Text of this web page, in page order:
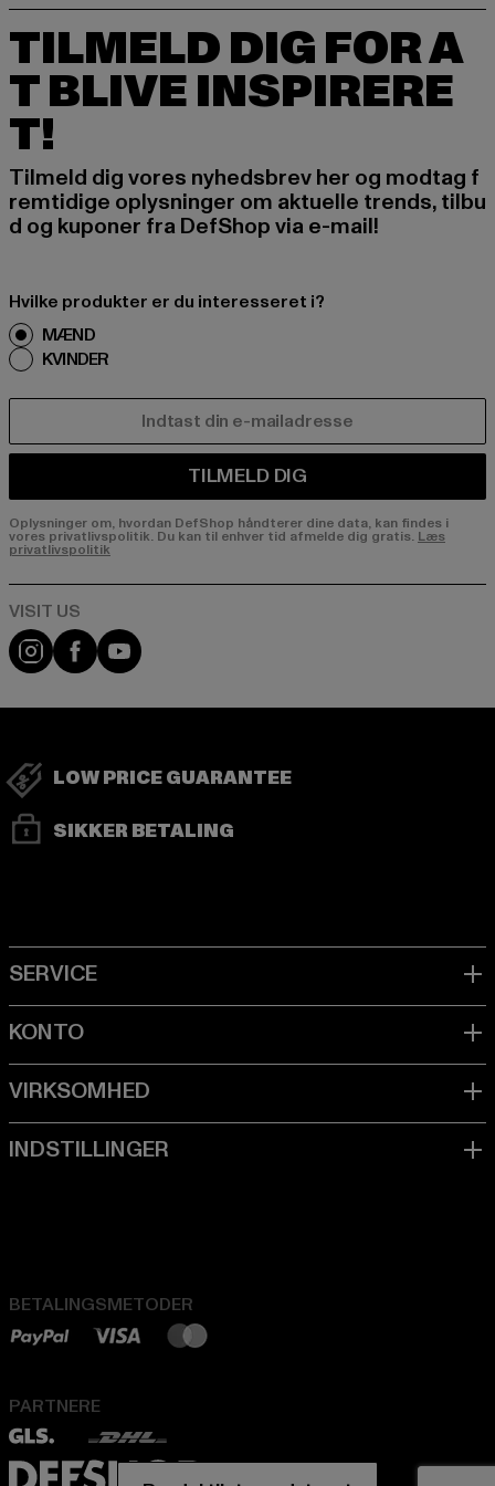
TILMELD DIG FOR A
T BLIVE INSPIRERE
T!
Tilmeld dig vores nyhedsbrev her og modtag f
remtidige oplysninger om aktuelle trends, tilbu
d og kuponer fra DefShop via e-mail!
Hvilke produkter er du interesseret i?
MÆND
KVINDER
TILMELD DIG
Oplysninger om, hvordan DefShop håndterer dine data, kan findes i
vores privatlivspolitik. Du kan til enhver tid afmelde dig gratis. Læs
privatlivspolitik
Visit our Instagram page:
Visit our Facebook page:
Visit our YouTube channel:
LOW PRICE GUARANTEE
SIKKER BETALING
BETALINGSMETODER
PARTNERE